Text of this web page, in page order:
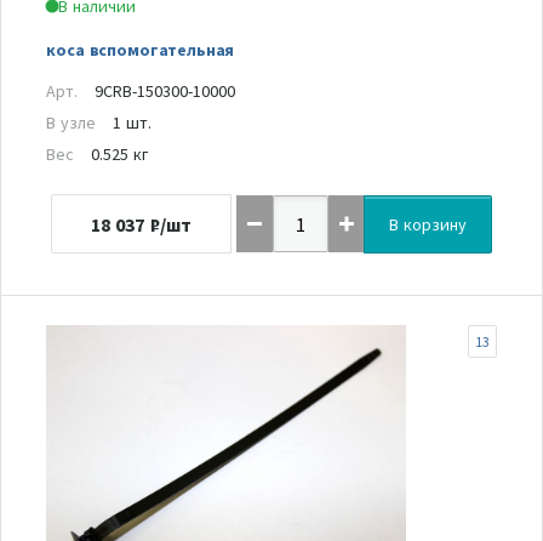
В наличии
коса вспомогательная
Арт.
9CRB-150300-10000
В узле
1 шт.
Вес
0.525 кг
18 037 ₽/шт В корзину
13